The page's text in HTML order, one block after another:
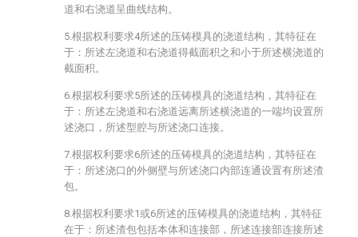
道和右浇道呈曲线结构。
5.根据权利要求4所述的压铸模具的浇道结构，其特征在
于：所述左浇道和右浇道得截面积之和小于所述横浇道的
截面积。
6.根据权利要求5所述的压铸模具的浇道结构，其特征在
于：所述左浇道和右浇道远离所述横浇道的一端均设置所
述浇口，所述型腔与所述浇口连接。
7.根据权利要求6所述的压铸模具的浇道结构，其特征在
于：所述浇口的外侧壁与所述浇口内部连通设置有所述渣
包。
8.根据权利要求1或6所述的压铸模具的浇道结构，其特征
在于：所述渣包包括本体和连接部，所述连接部连接所述